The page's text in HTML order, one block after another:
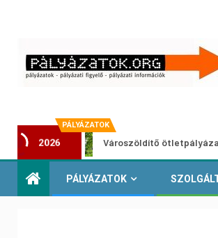
PÁLYÁZATOK
2026Városzöldítő ötletpályázat
PÁLYÁZATOK